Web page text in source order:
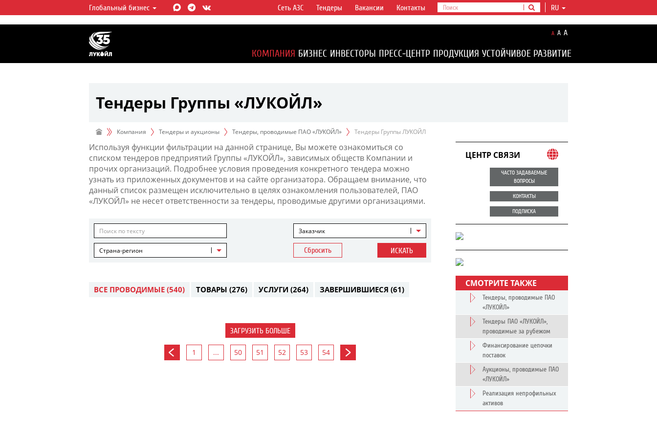
ЛУКОЙЛ СЕГОДНЯ
ЛУКОЙЛ — одна из крупнейших вертикально
интегрированных нефтегазовых компаний в
мире, на долю которой приходится более 2%
мировой добычи нефти и около 1% доказанных
Глобальный бизнес RU
Сеть АЗС Тендеры Вакансии Контакты
A A A
КОМПАНИЯ БИЗНЕС ИНВЕСТОРЫ ПРЕСС-ЦЕНТР ПРОДУКЦИЯ УСТОЙЧИВОЕ РАЗВИТИЕ
Тендеры Группы «ЛУКОЙЛ»
Компания Тендеры и аукционы Тендеры, проводимые ПАО «ЛУКОЙЛ» Тендеры Группы ЛУКОЙЛ
Используя функции фильтрации на данной странице, Вы можете ознакомиться со
списком тендеров предприятий Группы «ЛУКОЙЛ», зависимых обществ Компании и
прочих организаций. Подробнее условия проведения конкретного тендера можно
узнать из приложенных документов и на сайте организатора. Обращаем внимание, что
данный список размещен исключительно в целях ознакомления пользователей, ПАО
«ЛУКОЙЛ» не несет ответственности за тендеры, проводимые другими организациями.
Заказчик
Страна-регион Сбросить ИСКАТЬ
ВСЕ ПРОВОДИМЫЕ (540) ТОВАРЫ (276) УСЛУГИ (264) ЗАВЕРШИВШИЕСЯ (61)
ЗАГРУЗИТЬ БОЛЬШЕ
1 ... 50 51 52 53 54
ЦЕНТР СВЯЗИ
ЧАСТО ЗАДАВАЕМЫЕ
ВОПРОСЫ
КОНТАКТЫ
ПОДПИСКА
СМОТРИТЕ ТАКЖЕ
Тендеры, проводимые ПАО
«ЛУКОЙЛ»
Тендеры ПАО «ЛУКОЙЛ»,
проводимые за рубежом
Финансирование цепочки
поставок
Аукционы, проводимые ПАО
«ЛУКОЙЛ»
Реализация непрофильных
активов